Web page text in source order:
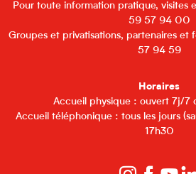
19 août 2026au20 août
2026
Du24 août 2026 au29 août
2026
Pour toute information pratique, visites
59 57 94 00
Groupes et privatisations, partenaires et
57 94 59
Horaires
Accueil physique : ouvert 7j/7
Accueil téléphonique : tous les jours
17h30